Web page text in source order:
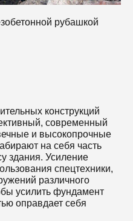
рубашкой
конструкций
современный
и высокопрочные
на себя часть
здания. Усиление
спецтехники,
различного
усилить фундамент
оправдает себя